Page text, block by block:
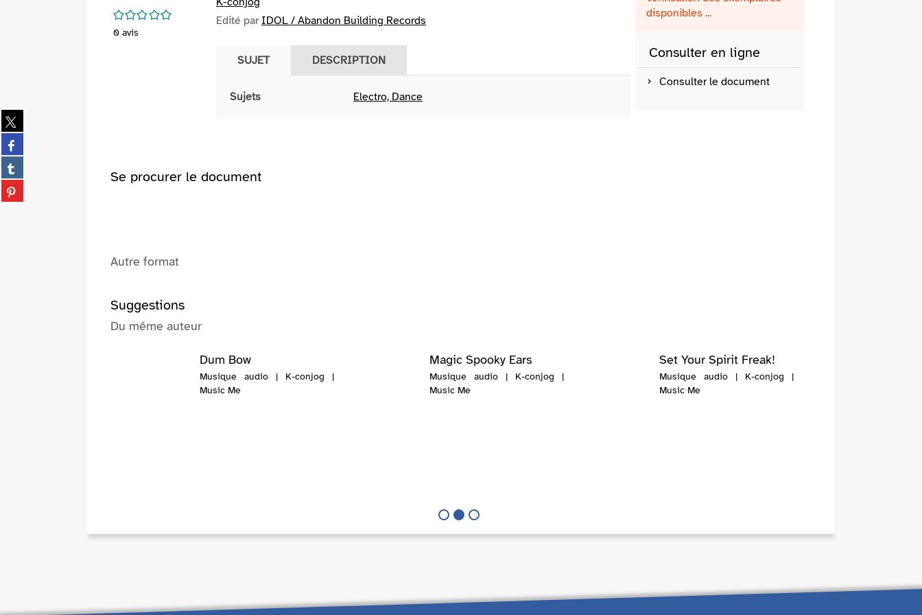
Partager
sur
twitter
(Nouvelle
fenêtre)
Partager
sur
facebook
(Nouvelle
fenêtre)
Partager
sur
tumblr
Partager
sur
/5
0 avis
Edité par IDOL / Abandon Building Records
SUJET DESCRIPTION
Sujets Electro, Dance
disponibles ...
Consulter en ligne
Consulter le document
Se procurer le document
Autre format
Suggestions
Du même auteur
Magic Spooky Ears
Musique audio | K-conjog |
Music Me
Set Your Spirit Freak!
Musique audio | K-conjog |
Music Me
Dum Bow
Musique audio | K-conjog |
Music Me